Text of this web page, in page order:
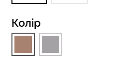
Колір